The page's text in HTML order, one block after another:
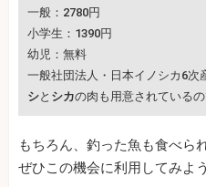
一般：2780円
小学生：1390円
幼児：無料
一般社団法人・日本イノシカ6次
シと シカの肉も用意されているの
もちろん、釣った魚も食べら
ぜひこの機会に利用してみよう